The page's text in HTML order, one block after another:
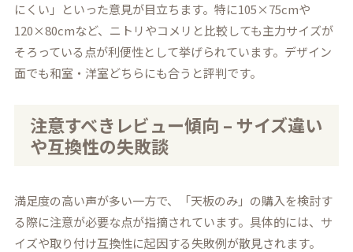
にくい」といった意見が目立ちます。特に105×75cmや
120×80cmなど、ニトリやコメリと比較しても主力サイズが
そろっている点が利便性として挙げられています。デザイン
面でも和室・洋室どちらにも合うと評判です。
注意すべきレビュー傾向 – サイズ違い
や互換性の失敗談
満足度の高い声が多い一方で、「天板のみ」の購入を検討す
る際に注意が必要な点が指摘されています。具体的には、サ
イズや取り付け互換性に起因する失敗例が散見されます。